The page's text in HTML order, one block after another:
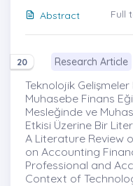
Abstract
Full
20 Research Article
Teknolojik
Muhasebe Finans
Mesleğinde ve
Etkisi Üzerine Bir
A Literature Review
on Accounting
Professional and
Context of